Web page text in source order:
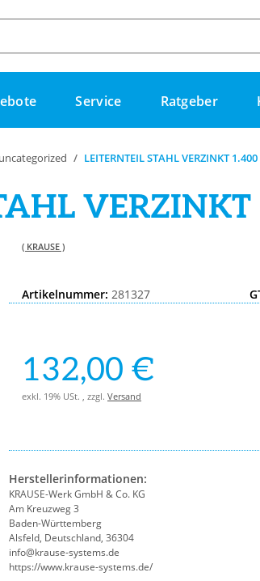
Service Ratgeber
uncategorized LEITERNTEIL STAHL VERZINKT
( KRAUSE )
Artikelnummer: 281327
132,00 €
exkl. 19% USt. , zzgl. Versand
Herstellerinformationen:
KRAUSE-Werk GmbH & Co. KG
Am Kreuzweg 3
Baden-Württemberg
Alsfeld, Deutschland, 36304
info@krause-systems.de
https://www.krause-systems.de/